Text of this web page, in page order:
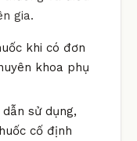
gia.
khi có đơn
khoa phụ
sử dụng,
cố định